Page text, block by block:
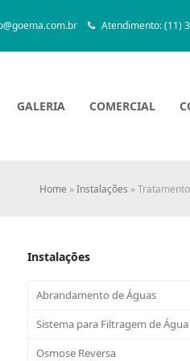
Atendimento: (11)
GALERIA COMERCIAL
Home »Instalações »
Instalações
Abrandamento de Águas
Sistema para Filtragem de Água
Osmose Reversa